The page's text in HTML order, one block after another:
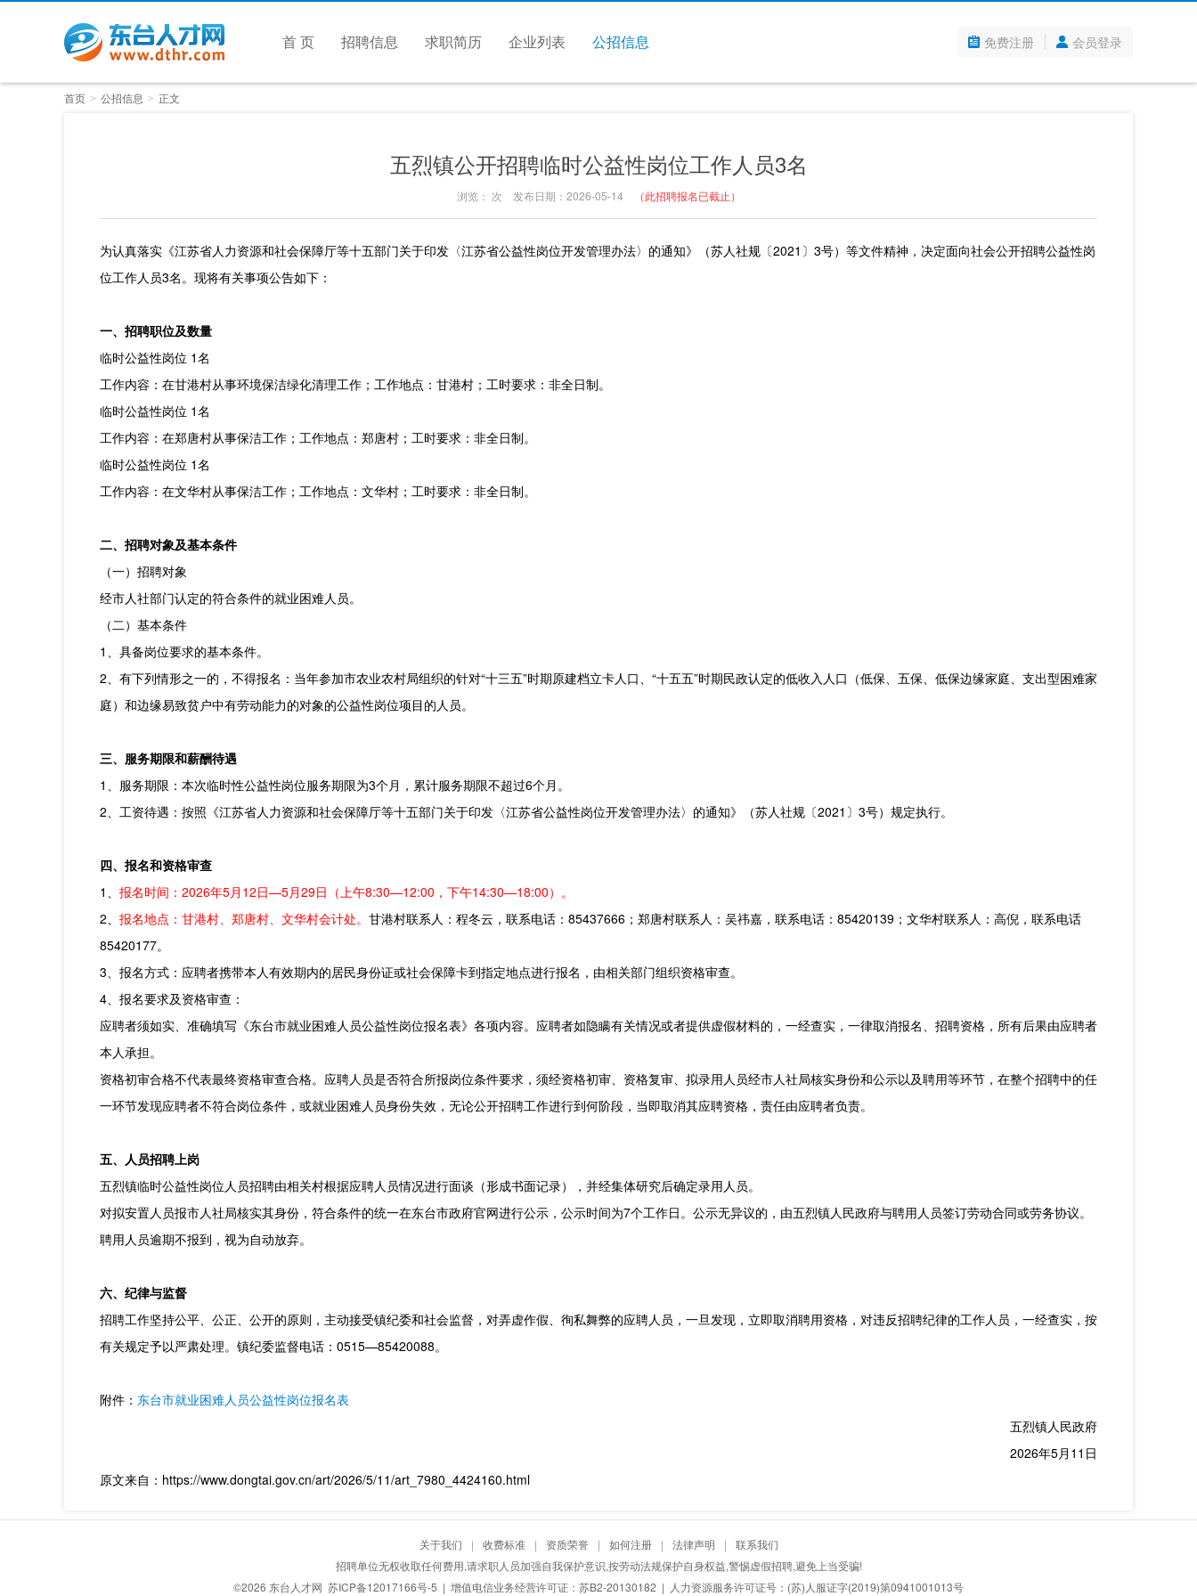
首 页 招聘信息 求职简历 企业列表 公招信息 免费注册 会员登录
首页 > 公招信息 > 正文
五烈镇公开招聘临时公益性岗位工作人员3名
浏览： 次 发布日期：2026-05-14 （此招聘报名已截止）
为认真落实《江苏省人力资源和社会保障厅等十五部门关于印发〈江苏省公益性岗位开发管理办法〉的通知》（苏人社规〔2021〕3号）等文件精神，决定面向社会公开招聘公益性岗
位工作人员3名。现将有关事项公告如下：
一、招聘职位及数量
临时公益性岗位 1名
工作内容：在甘港村从事环境保洁绿化清理工作；工作地点：甘港村；工时要求：非全日制。
临时公益性岗位 1名
工作内容：在郑唐村从事保洁工作；工作地点：郑唐村；工时要求：非全日制。
临时公益性岗位 1名
工作内容：在文华村从事保洁工作；工作地点：文华村；工时要求：非全日制。
二、招聘对象及基本条件
（一）招聘对象
经市人社部门认定的符合条件的就业困难人员。
（二）基本条件
1、具备岗位要求的基本条件。
2、有下列情形之一的，不得报名：当年参加市农业农村局组织的针对“十三五”时期原建档立卡人口、“十五五”时期民政认定的低收入人口（低保、五保、低保边缘家庭、支出型困难家
庭）和边缘易致贫户中有劳动能力的对象的公益性岗位项目的人员。
三、服务期限和薪酬待遇
1、服务期限：本次临时性公益性岗位服务期限为3个月，累计服务期限不超过6个月。
2、工资待遇：按照《江苏省人力资源和社会保障厅等十五部门关于印发〈江苏省公益性岗位开发管理办法〉的通知》（苏人社规〔2021〕3号）规定执行。
四、报名和资格审查
1、 报名时间：2026年5月12日—5月29日（上午8:30—12:00，下午14:30—18:00）。
2、 报名地点 ：甘港村、郑唐村、文华村会计处。 甘港村联系人：程冬云，联系电话：85437666；郑唐村联系人：吴祎嘉，联系电话：85420139；文华村联系人：高倪，联系电话
85420177。
3、报名方式：应聘者携带本人有效期内的居民身份证或社会保障卡到指定地点进行报名，由相关部门组织资格审查。
4、报名要求及资格审查：
应聘者须如实、准确填写《东台市就业困难人员公益性岗位报名表》各项内容。应聘者如隐瞒有关情况或者提供虚假材料的，一经查实，一律取消报名、招聘资格，所有后果由应聘者
本人承担。
资格初审合格不代表最终资格审查合格。应聘人员是否符合所报岗位条件要求，须经资格初审、资格复审、拟录用人员经市人社局核实身份和公示以及聘用等环节，在整个招聘中的任
一环节发现应聘者不符合岗位条件，或就业困难人员身份失效，无论公开招聘工作进行到何阶段，当即取消其应聘资格，责任由应聘者负责。
五、人员招聘上岗
五烈镇临时公益性岗位人员招聘由相关村根据应聘人员情况进行面谈（形成书面记录），并经集体研究后确定录用人员。
对拟安置人员报市人社局核实其身份，符合条件的统一在东台市政府官网进行公示，公示时间为7个工作日。公示无异议的，由五烈镇人民政府与聘用人员签订劳动合同或劳务协议。
聘用人员逾期不报到，视为自动放弃。
六、纪律与监督
招聘工作坚持公平、公正、公开的原则，主动接受镇纪委和社会监督，对弄虚作假、徇私舞弊的应聘人员，一旦发现，立即取消聘用资格，对违反招聘纪律的工作人员，一经查实，按
有关规定予以严肃处理。镇纪委监督电话：0515—85420088。
附件： 东台市就业困难人员公益性岗位报名表
五烈镇人民政府
2026年5月11日
原文来自：https://www.dongtai.gov.cn/art/2026/5/11/art_7980_4424160.html
关于我们 | 收费标准 | 资质荣誉 | 如何注册 | 法律声明 |
联系我们
招聘单位无权收取任何费用,请求职人员加强自我保护意识,按劳动法规保护自身权益,警惕虚假招聘,避免上当受骗!
©2026 东台人才网 苏ICP备12017166号-5 | 增值电信业务经营许可证：苏B2-20130182 | 人力资源服务许可证号：(苏)人服证字(2019)第0941001013号